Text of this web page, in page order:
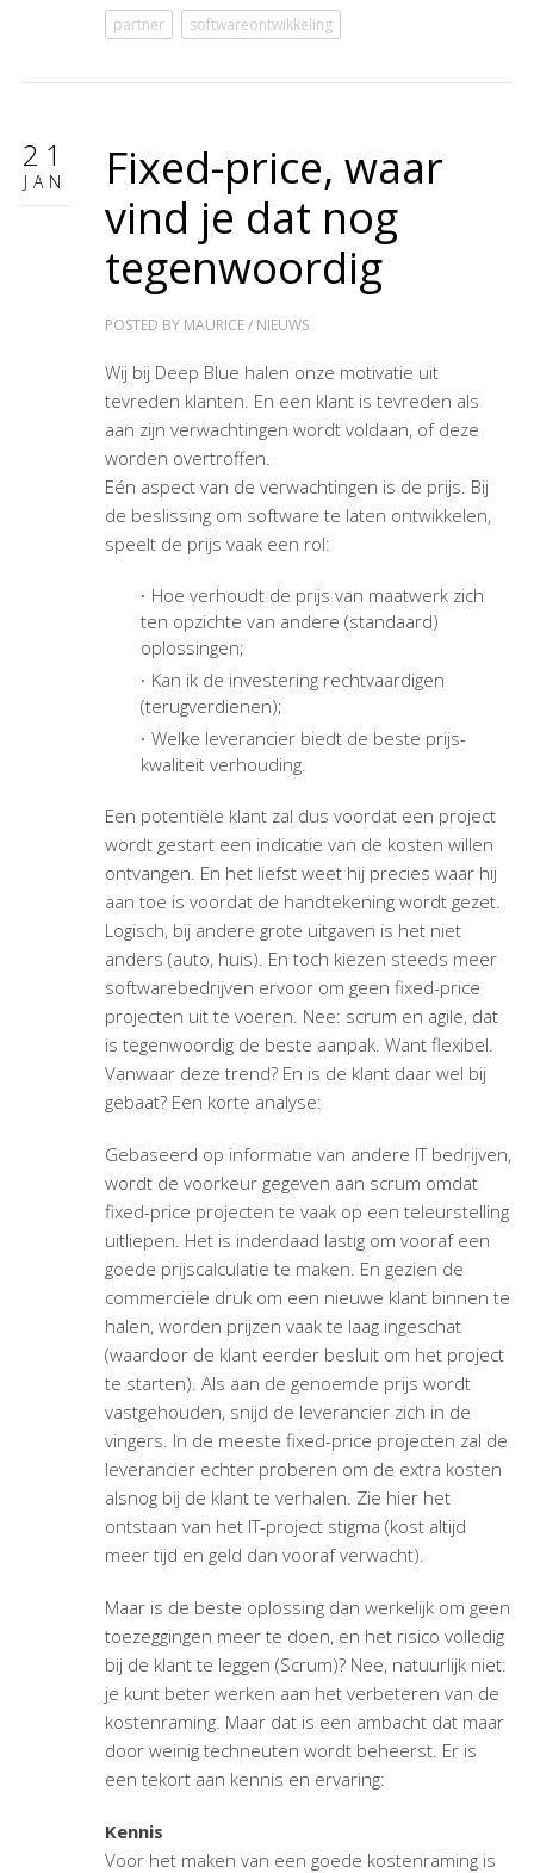
partner softwareontwikkeling
21
JAN
Fixed-price, waar
vind je dat nog
tegenwoordig
POSTED BY MAURICE/ NIEUWS
Wij bij Deep Blue halen onze motivatie uit
tevreden klanten. En een klant is tevreden als
aan zijn verwachtingen wordt voldaan, of deze
worden overtroffen.
Eén aspect van de verwachtingen is de prijs. Bij
de beslissing om software te laten ontwikkelen,
speelt de prijs vaak een rol:
Hoe verhoudt de prijs van maatwerk zich
ten opzichte van andere (standaard)
oplossingen;
Kan ik de investering rechtvaardigen
(terugverdienen);
Welke leverancier biedt de beste prijs-
kwaliteit verhouding.
Een potentiële klant zal dus voordat een project
wordt gestart een indicatie van de kosten willen
ontvangen. En het liefst weet hij precies waar hij
aan toe is voordat de handtekening wordt gezet.
Logisch, bij andere grote uitgaven is het niet
anders (auto, huis). En toch kiezen steeds meer
softwarebedrijven ervoor om geen fixed-price
projecten uit te voeren. Nee: scrum en agile, dat
is tegenwoordig de beste aanpak. Want flexibel.
Vanwaar deze trend? En is de klant daar wel bij
gebaat? Een korte analyse:
Gebaseerd op informatie van andere IT bedrijven,
wordt de voorkeur gegeven aan scrum omdat
fixed-price projecten te vaak op een teleurstelling
uitliepen. Het is inderdaad lastig om vooraf een
goede prijscalculatie te maken. En gezien de
commerciële druk om een nieuwe klant binnen te
halen, worden prijzen vaak te laag ingeschat
(waardoor de klant eerder besluit om het project
te starten). Als aan de genoemde prijs wordt
vastgehouden, snijd de leverancier zich in de
vingers. In de meeste fixed-price projecten zal de
leverancier echter proberen om de extra kosten
alsnog bij de klant te verhalen. Zie hier het
ontstaan van het IT-project stigma (kost altijd
meer tijd en geld dan vooraf verwacht).
Maar is de beste oplossing dan werkelijk om geen
toezeggingen meer te doen, en het risico volledig
bij de klant te leggen (Scrum)? Nee, natuurlijk niet:
je kunt beter werken aan het verbeteren van de
kostenraming. Maar dat is een ambacht dat maar
door weinig techneuten wordt beheerst. Er is
een tekort aan kennis en ervaring:
Kennis
Voor het maken van een goede kostenraming is